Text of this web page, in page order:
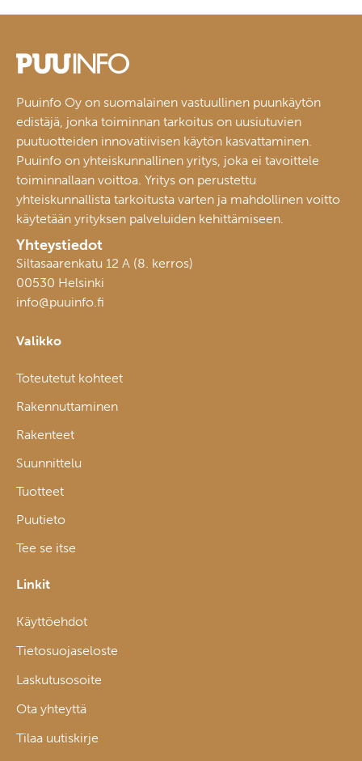
Puuinfo Oy on suomalainen vastuullinen puunkäytön
edistäjä, jonka toiminnan tarkoitus on uusiutuvien
puutuotteiden innovatiivisen käytön kasvattaminen.
Puuinfo on yhteiskunnallinen yritys, joka ei tavoittele
toiminnallaan voittoa. Yritys on perustettu
yhteiskunnallista tarkoitusta varten ja mahdollinen voitto
käytetään yrityksen palveluiden kehittämiseen.
Yhteystiedot
Siltasaarenkatu 12 A (8. kerros)
00530 Helsinki
info@puuinfo.fi
Valikko
Toteutetut kohteet
Rakennuttaminen
Rakenteet
Suunnittelu
Tuotteet
Puutieto
Tee se itse
Linkit
Käyttöehdot
Tietosuojaseloste
Laskutusosoite
Ota yhteyttä
Tilaa uutiskirje